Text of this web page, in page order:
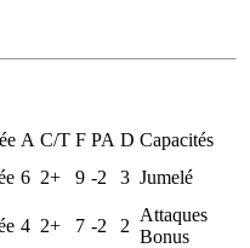
A C/T F PA D Capacités
6 2+ 9 -2 3 Jumelé
4 2+ 7 -2 2
Attaques
Bonus